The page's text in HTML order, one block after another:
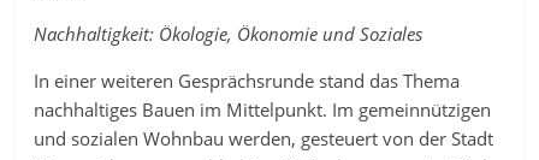
Nachhaltigkeit: Ökologie, Ökonomie und Soziales
In einer weiteren Gesprächsrunde stand das Thema
nachhaltiges Bauen im Mittelpunkt. Im gemeinnützigen
und sozialen Wohnbau werden, gesteuert von der Stadt